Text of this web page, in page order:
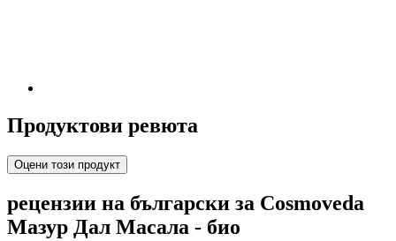
Продуктови ревюта
Оцени този продукт
рецензии на български за Cosmoveda
Мазур Дал Масала - био